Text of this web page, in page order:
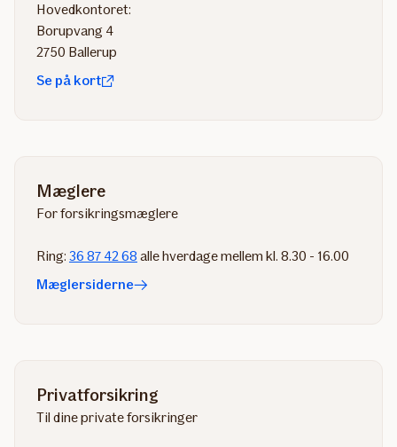
Hovedkontoret:
Borupvang 4
2750 Ballerup
Se på kort
Mæglere
For forsikringsmæglere
Ring: 36 87 42 68 alle hverdage mellem kl. 8.30 - 16.00
Mæglersiderne
Privatforsikring
Til dine private forsikringer